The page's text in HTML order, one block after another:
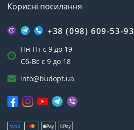
Корисні посилання
+38 (098) 609-53-93
Пн-Пт с 9 до 19
Сб-Вс с 9 до 18
info@budopt.ua